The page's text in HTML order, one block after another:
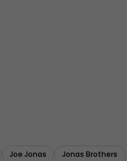
Joe Jonas
Jonas Brothers